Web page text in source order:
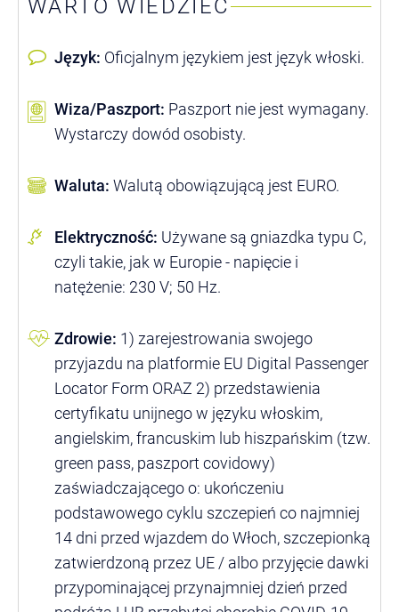
WARTO WIEDZIEĆ
Język: Oficjalnym językiem jest język włoski.
Wiza/Paszport: Paszport nie jest wymagany.
Wystarczy dowód osobisty.
Waluta: Walutą obowiązującą jest EURO.
Elektryczność: Używane są gniazdka typu C,
czyli takie, jak w Europie - napięcie i
natężenie: 230 V; 50 Hz.
Zdrowie: 1) zarejestrowania swojego
przyjazdu na platformie EU Digital Passenger
Locator Form ORAZ 2) przedstawienia
certyfikatu unijnego w języku włoskim,
angielskim, francuskim lub hiszpańskim (tzw.
green pass, paszport covidowy)
zaświadczającego o: ukończeniu
podstawowego cyklu szczepień co najmniej
14 dni przed wjazdem do Włoch, szczepionką
zatwierdzoną przez UE / albo przyjęcie dawki
przypominającej przynajmniej dzień przed